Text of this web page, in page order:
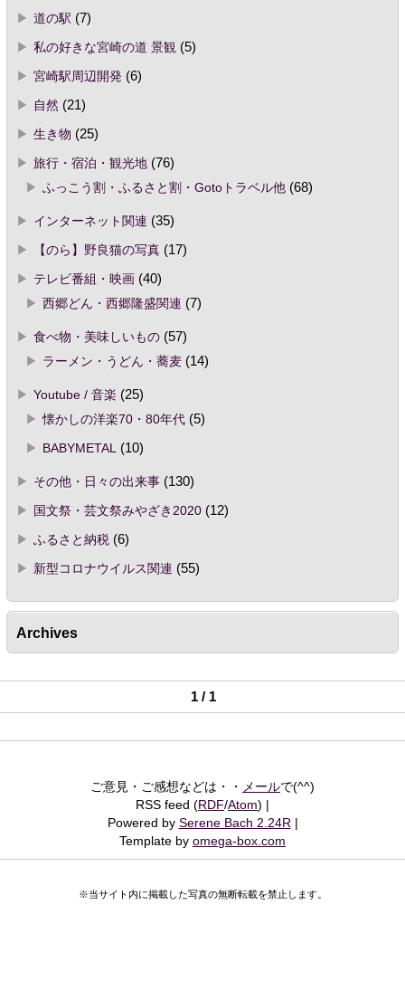
道の駅 (7)
私の好きな宮崎の道 景観(5)
宮崎駅周辺開発(6)
自然 (21)
生き物 (25)
旅行・宿泊・観光地(76)
ふっこう割・ふるさと割・Gotoトラベル他(68)
インターネット関連 (35)
【のら】野良猫の写真(17)
テレビ番組・映画(40)
西郷どん・西郷隆盛関連 (7)
食べ物・美味しいもの(57)
ラーメン・うどん・蕎麦(14)
Youtube / 音楽 (25)
懐かしの洋楽70・80年代(5)
BABYMETAL(10)
その他・日々の出来事(130)
国文祭・芸文祭みやざき2020(12)
ふるさと納税(6)
新型コロナウイルス関連 (55)
Archives
1 / 1
ご意見・ご感想などは・・ メールで(^^)
RSS feed (RDF/Atom)
Powered by Serene Bach 2.24R
Template by omega-box.com
※当サイト内に掲載した写真の無断転載を禁止します。